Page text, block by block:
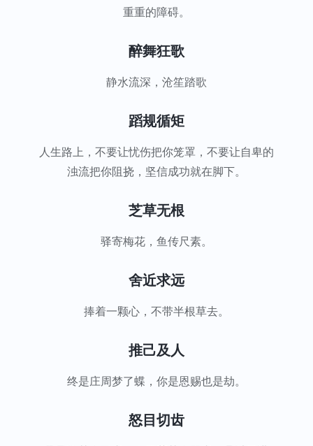
重重的障碍。
醉舞狂歌
静水流深，沧笙踏歌
蹈规循矩
人生路上，不要让忧伤把你笼罩，不要让自卑的
浊流把你阻挠，坚信成功就在脚下。
芝草无根
驿寄梅花，鱼传尺素。
舍近求远
捧着一颗心，不带半根草去。
推己及人
终是庄周梦了蝶，你是恩赐也是劫。
怒目切齿